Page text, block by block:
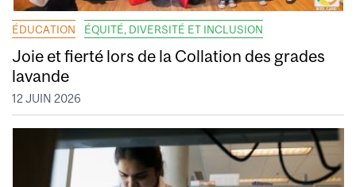
ÉDUCATION ÉQUITÉ, DIVERSITÉ ET INCLUSION
Joie et fierté lors de la Collation des grades
lavande
12 JUIN 2026